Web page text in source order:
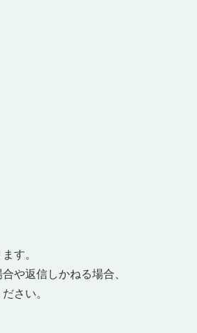
す。
や返信しかねる場合、
さい。